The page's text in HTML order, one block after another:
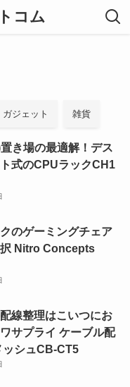
コム
ガジェット 雑貨
き場の最適解！デス
式のCPUラックCH1
のゲーミングチェア
Nitro Concepts
線整理はこいつにお
サプライ ケーブル配
ッシュCB-CT5